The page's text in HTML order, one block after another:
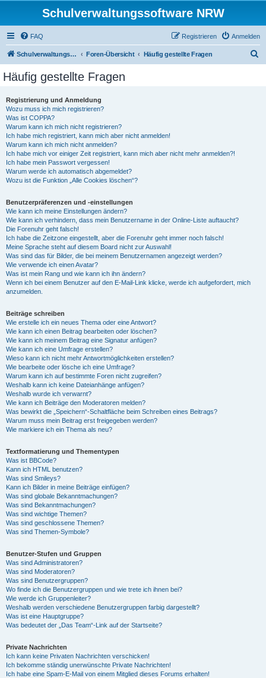
Schulverwaltungssoftware NRW
FAQ Anmelden
Registrieren
Schulverwaltungssoftware NRW Foren-Übersicht Häufig gestellte Fragen
Häufig gestellte Fragen
Registrierung und Anmeldung
Wozu muss ich mich registrieren?
Was ist COPPA?
Warum kann ich mich nicht registrieren?
Ich habe mich registriert, kann mich aber nicht anmelden!
Warum kann ich mich nicht anmelden?
Ich habe mich vor einiger Zeit registriert, kann mich aber nicht mehr anmelden?!
Ich habe mein Passwort vergessen!
Warum werde ich automatisch abgemeldet?
Wozu ist die Funktion „Alle Cookies löschen“?
Benutzerpräferenzen und -einstellungen
Wie kann ich meine Einstellungen ändern?
Wie kann ich verhindern, dass mein Benutzername in der Online-Liste auftaucht?
Die Forenuhr geht falsch!
Ich habe die Zeitzone eingestellt, aber die Forenuhr geht immer noch falsch!
Meine Sprache steht auf diesem Board nicht zur Auswahl!
Was sind das für Bilder, die bei meinem Benutzernamen angezeigt werden?
Wie verwende ich einen Avatar?
Was ist mein Rang und wie kann ich ihn ändern?
Wenn ich bei einem Benutzer auf den E-Mail-Link klicke, werde ich aufgefordert, mich
anzumelden.
Beiträge schreiben
Wie erstelle ich ein neues Thema oder eine Antwort?
Wie kann ich einen Beitrag bearbeiten oder löschen?
Wie kann ich meinem Beitrag eine Signatur anfügen?
Wie kann ich eine Umfrage erstellen?
Wieso kann ich nicht mehr Antwortmöglichkeiten erstellen?
Wie bearbeite oder lösche ich eine Umfrage?
Warum kann ich auf bestimmte Foren nicht zugreifen?
Weshalb kann ich keine Dateianhänge anfügen?
Weshalb wurde ich verwarnt?
Wie kann ich Beiträge den Moderatoren melden?
Was bewirkt die „Speichern“-Schaltfläche beim Schreiben eines Beitrags?
Warum muss mein Beitrag erst freigegeben werden?
Wie markiere ich ein Thema als neu?
Textformatierung und Thementypen
Was ist BBCode?
Kann ich HTML benutzen?
Was sind Smileys?
Kann ich Bilder in meine Beiträge einfügen?
Was sind globale Bekanntmachungen?
Was sind Bekanntmachungen?
Was sind wichtige Themen?
Was sind geschlossene Themen?
Was sind Themen-Symbole?
Benutzer-Stufen und Gruppen
Was sind Administratoren?
Was sind Moderatoren?
Was sind Benutzergruppen?
Wo finde ich die Benutzergruppen und wie trete ich ihnen bei?
Wie werde ich Gruppenleiter?
Weshalb werden verschiedene Benutzergruppen farbig dargestellt?
Was ist eine Hauptgruppe?
Was bedeutet der „Das Team“-Link auf der Startseite?
Private Nachrichten
Ich kann keine Privaten Nachrichten verschicken!
Ich bekomme ständig unerwünschte Private Nachrichten!
Ich habe eine Spam-E-Mail von einem Mitglied dieses Forums erhalten!